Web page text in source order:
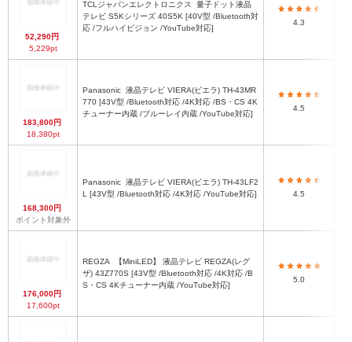
52,290円
5,229pt
TCLジャパンエレクトロニクス
テレビ S5Kシリーズ 40S5K [40V型 /Bluetooth対
応 /フルハイビジョン /YouTube対応]
4.3
183,800円
18,380pt
Panasonic
770 [43V型 /Bluetooth対応 /4K対応 /BS・CS 4K
チューナー内蔵 /ブルーレイ内蔵 /YouTube対応]
4.5
168,300円
ポイント対象外
Panasonic
L [43V型 /Bluetooth対応 /4K対応 /YouTube対応]
4.5
176,000円
17,600pt
REGZA
ザ) 43Z770S [43V型 /Bluetooth対応 /4K対応 /B
S・CS 4Kチューナー内蔵 /YouTube対応]
5.0